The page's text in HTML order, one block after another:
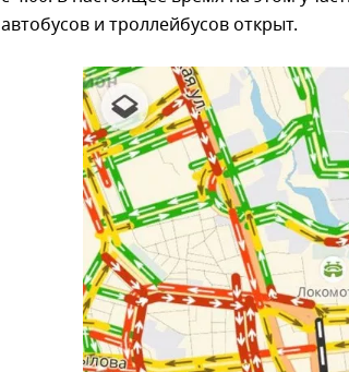
автобусов и троллейбусов открыт.